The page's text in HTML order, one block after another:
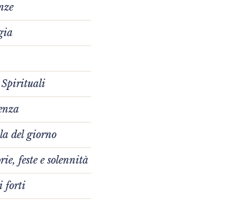
Spirituali
del giorno
feste e solennità
forti